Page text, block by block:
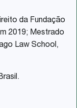
da Fundação
2019; Mestrado
Law School,